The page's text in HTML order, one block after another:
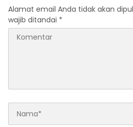
Alamat email Anda tidak akan
wajib ditandai *